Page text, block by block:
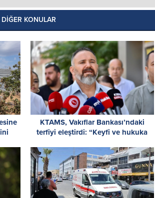
KONULAR
KTAMS, Vakıflar Bankası’ndaki
terfiyi eleştirdi: “Keyfi ve hukuka